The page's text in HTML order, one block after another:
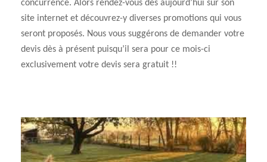
concurrence. Alors rendez-vous dès aujourd’hui sur son
site internet et découvrez-y diverses promotions qui vous
seront proposés. Nous vous suggérons de demander votre
devis dès à présent puisqu’il sera pour ce mois-ci
exclusivement votre devis sera gratuit !!